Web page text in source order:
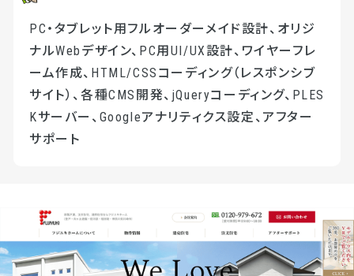
PC・タブレット用フルオーダーメイド設計、オリジ
ナルWebデザイン、PC用UI/UX設計、ワイヤーフレ
ーム作成、HTML/CSSコーディング（レスポンシブ
サイト）、各種CMS開発、jQueryコーディング、PLES
Kサーバー、Googleアナリティクス設定、アフター
サポート